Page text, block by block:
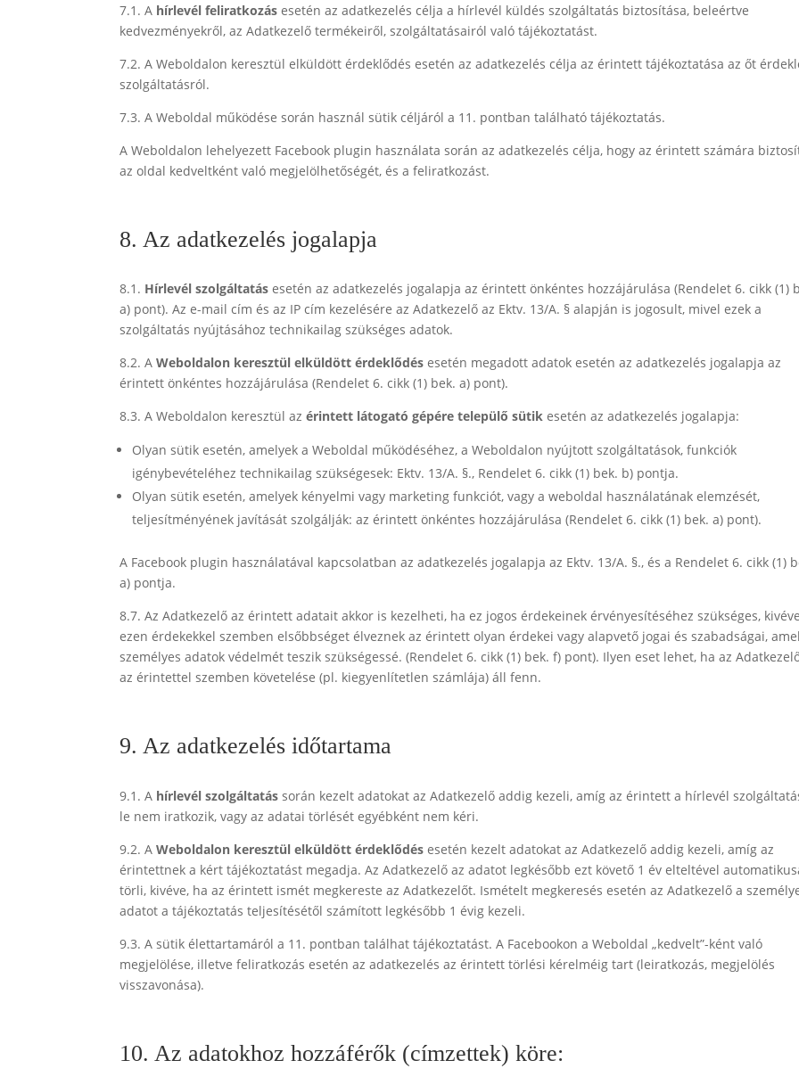
7.1. A hírlevél feliratkozás esetén az adatkezelés célja a hírlevél küldés szolgáltatás biztosítása, beleértve
kedvezményekről, az Adatkezelő termékeiről, szolgáltatásairól való tájékoztatást.
7.2. A Weboldalon keresztül elküldött érdeklődés esetén az adatkezelés célja az érintett tájékoztatása az őt
szolgáltatásról.
7.3. A Weboldal működése során használ sütik céljáról a 11. pontban található tájékoztatás.
A Weboldalon lehelyezett Facebook plugin használata során az adatkezelés célja, hogy az érintett számára
az oldal kedveltként való megjelölhetőségét, és a feliratkozást.
8. Az adatkezelés jogalapja
8.1. Hírlevél szolgáltatás esetén az adatkezelés jogalapja az érintett önkéntes hozzájárulása (Rendelet 6. cikk (1)
a) pont). Az e-mail cím és az IP cím kezelésére az Adatkezelő az Ektv. 13/A. § alapján is jogosult, mivel ezek a
szolgáltatás nyújtásához technikailag szükséges adatok.
8.2. AWeboldalon keresztül elküldött érdeklődés esetén megadott adatok esetén az adatkezelés jogalapja az
érintett önkéntes hozzájárulása (Rendelet 6. cikk (1) bek. a) pont).
8.3. A Weboldalon keresztül azérintett látogató gépére települő sütik esetén az adatkezelés jogalapja:
Olyan sütik esetén, amelyek a Weboldal működéséhez, a Weboldalon nyújtott szolgáltatások, funkciók
igénybevételéhez technikailag szükségesek: Ektv. 13/A. §., Rendelet 6. cikk (1) bek. b) pontja.
Olyan sütik esetén, amelyek kényelmi vagy marketing funkciót, vagy a weboldal használatának elemzését,
teljesítményének javítását szolgálják: az érintett önkéntes hozzájárulása (Rendelet 6. cikk (1) bek. a) pont).
A Facebook plugin használatával kapcsolatban az adatkezelés jogalapja az Ektv. 13/A. §., és a Rendelet 6. cikk (1)
a) pontja.
8.7. Az Adatkezelő az érintett adatait akkor is kezelheti, ha ez jogos érdekeinek érvényesítéséhez szükséges,
ezen érdekekkel szemben elsőbbséget élveznek az érintett olyan érdekei vagy alapvető jogai és szabadságai,
személyes adatok védelmét teszik szükségessé. (Rendelet 6. cikk (1) bek. f) pont). Ilyen eset lehet, ha az
az érintettel szemben követelése (pl. kiegyenlítetlen számlája) áll fenn.
9. Az adatkezelés időtartama
9.1. A hírlevél szolgáltatás során kezelt adatokat az Adatkezelő addig kezeli, amíg az érintett a hírlevél
le nem iratkozik, vagy az adatai törlését egyébként nem kéri.
9.2. AWeboldalon keresztül elküldött érdeklődés esetén kezelt adatokat az Adatkezelő addig kezeli, amíg az
érintettnek a kért tájékoztatást megadja. Az Adatkezelő az adatot legkésőbb ezt követő 1 év elteltével
törli, kivéve, ha az érintett ismét megkereste az Adatkezelőt. Ismételt megkeresés esetén az Adatkezelő a
adatot a tájékoztatás teljesítésétől számított legkésőbb 1 évig kezeli.
9.3. A sütik élettartamáról a 11. pontban találhat tájékoztatást. A Facebookon a Weboldal „kedvelt”-ként való
megjelölése, illetve feliratkozás esetén az adatkezelés az érintett törlési kérelméig tart (leiratkozás, megjelölés
visszavonása).
10. Az adatokhoz hozzáférők (címzettek) köre: